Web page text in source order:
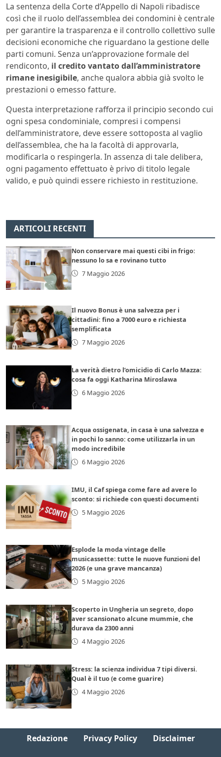
La sentenza della Corte d’Appello di Napoli ribadisce
così che il ruolo dell’assemblea dei condomini è centrale
per garantire la trasparenza e il controllo collettivo sulle
decisioni economiche che riguardano la gestione delle
parti comuni. Senza un’approvazione formale del
rendiconto, il credito vantato dall’amministratore
rimane inesigibile, anche qualora abbia già svolto le
prestazioni o emesso fatture.
Questa interpretazione rafforza il principio secondo cui
ogni spesa condominiale, compresi i compensi
dell’amministratore, deve essere sottoposta al vaglio
dell’assemblea, che ha la facoltà di approvarla,
modificarla o respingerla. In assenza di tale delibera,
ogni pagamento effettuato è privo di titolo legale
valido, e può quindi essere richiesto in restituzione.
ARTICOLI RECENTI
Non conservare mai questi cibi in frigo:
nessuno lo sa e rovinano tutto
7 Maggio 2026
Il nuovo Bonus è una salvezza per i
cittadini: fino a 7000 euro e richiesta
semplificata
7 Maggio 2026
La verità dietro l’omicidio di Carlo Mazza:
cosa fa oggi Katharina Miroslawa
6 Maggio 2026
Acqua ossigenata, in casa è una salvezza e
in pochi lo sanno: come utilizzarla in un
modo incredibile
6 Maggio 2026
IMU, il Caf spiega come fare ad avere lo
sconto: si richiede con questi documenti
5 Maggio 2026
Esplode la moda vintage delle
musicassette: tutte le nuove funzioni del
2026 (e una grave mancanza)
5 Maggio 2026
Scoperto in Ungheria un segreto, dopo
aver scansionato alcune mummie, che
durava da 2300 anni
4 Maggio 2026
Stress: la scienza individua 7 tipi diversi.
Qual è il tuo (e come guarire)
4 Maggio 2026
Redazione Privacy Policy Disclaimer